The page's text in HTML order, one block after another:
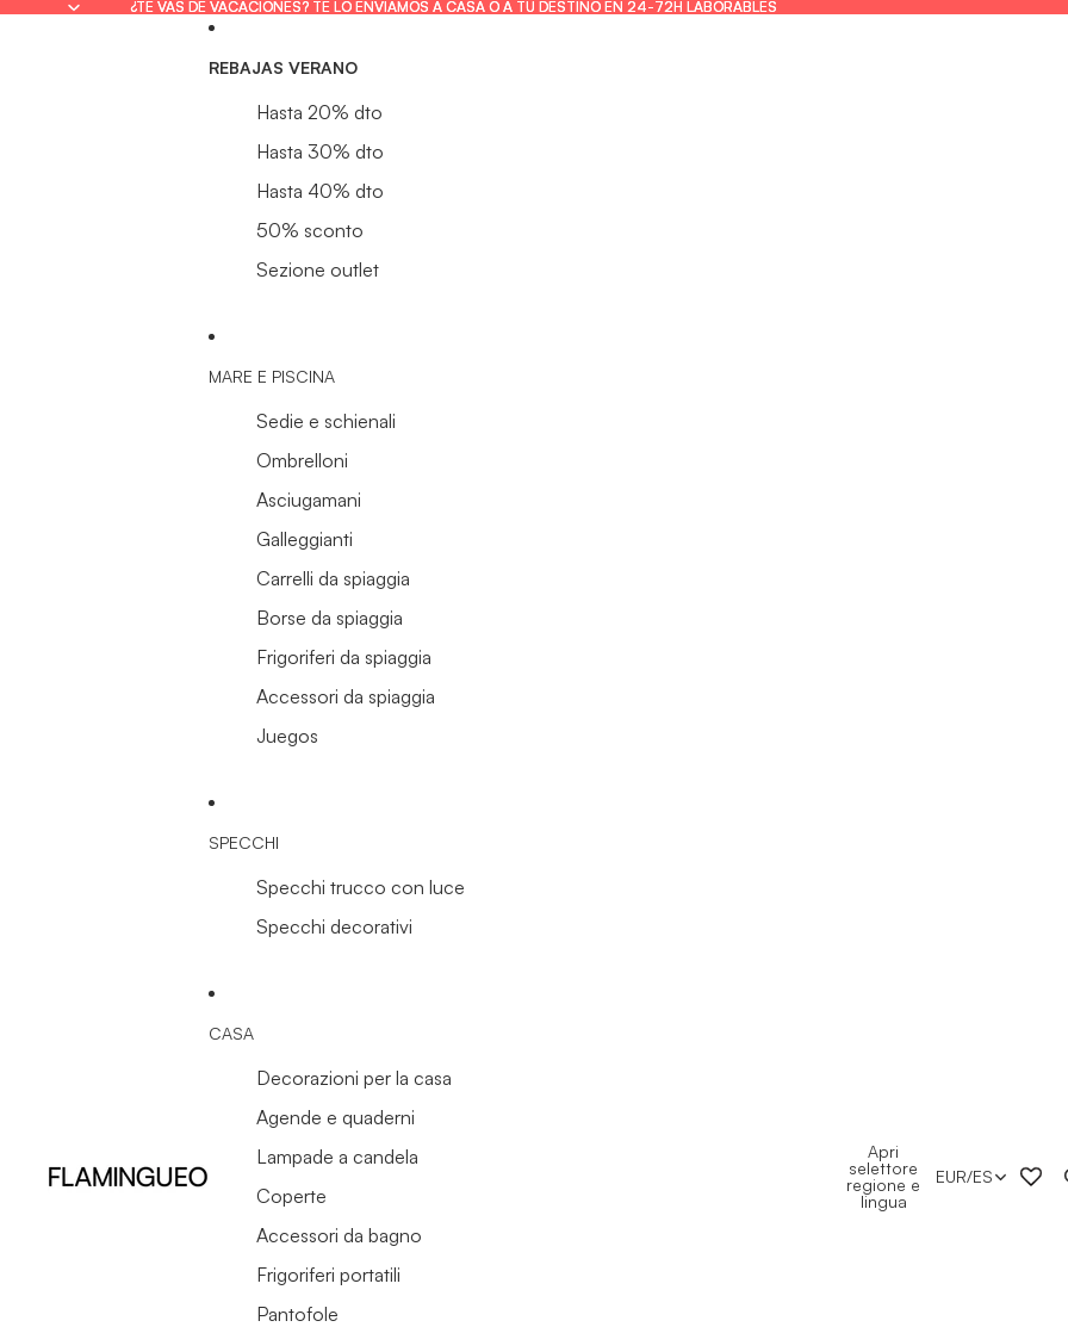
¿TE VAS DE VACACIONES? TE LO ENVIAMOS A CASA O A TU DESTINO EN 24-72H LABORABLES
¿TE VAS DE VACACIONES? TE LO ENVIAMOS A CASA O A TU DESTINO EN 24-72H LABORABLES
REBAJAS VERANO
Hasta 20% dto
Hasta 30% dto
Hasta 40% dto
50% sconto
Sezione outlet
MARE E PISCINA
Sedie e schienali
Ombrelloni
Asciugamani
Galleggianti
Carrelli da spiaggia
Borse da spiaggia
Frigoriferi da spiaggia
Accessori da spiaggia
Juegos
SPECCHI
Specchi trucco con luce
Specchi decorativi
CASA
Decorazioni per la casa
Agende e quaderni
Lampade a candela
Coperte
Accessori da bagno
Frigoriferi portatili
Pantofole
Apri
selettore
regione e
lingua
EUR/ES